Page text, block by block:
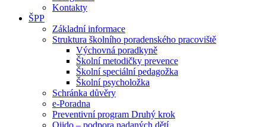
Kontakty
ŠPP
Základní informace
Struktura školního poradenského pracoviště
Výchovná poradkyně
Školní metodičky prevence
Školní speciální pedagožka
Školní psycholožka
Schránka důvěry
e-Poradna
Preventivní program Druhý krok
Qiido – podpora nadaných dětí